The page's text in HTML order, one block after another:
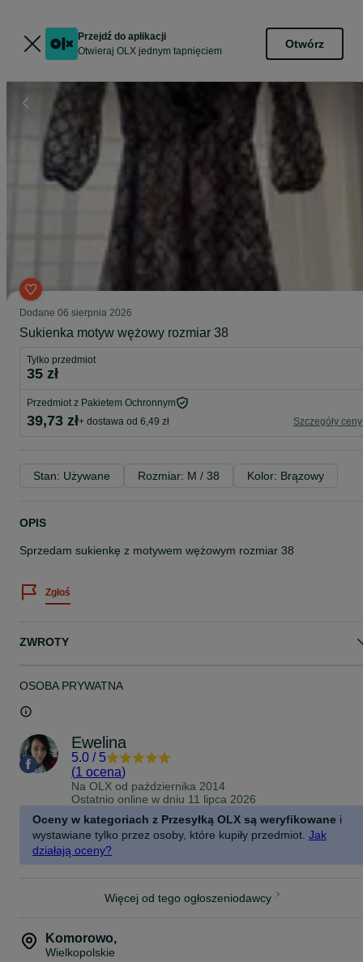
Przejdź do aplikacji
Otwieraj OLX jednym tapnięciem
Otwórz
Dodane 06 sierpnia 2026
Sukienka motyw wężowy rozmiar 38
Tylko przedmiot
35 zł
Przedmiot z Pakietem Ochronnym
39,73 zł+ dostawa od 6,49 zł Szczegóły ceny
Stan: Używane Rozmiar: M / 38 Kolor: Brązowy
OPIS
Sprzedam sukienkę z motywem wężowym rozmiar 38
Zgłoś
ZWROTY
OSOBA PRYWATNA
Ewelina
5.0 / 5
(1 ocena)
Na OLX od października 2014
Ostatnio online w dniu 11 lipca 2026
Oceny w kategoriach z Przesyłką OLX są weryfikowane i
wystawiane tylko przez osoby, które kupiły przedmiot. Jak
działają oceny?
Więcej od tego ogłoszeniodawcy
Komorowo,
Wielkopolskie